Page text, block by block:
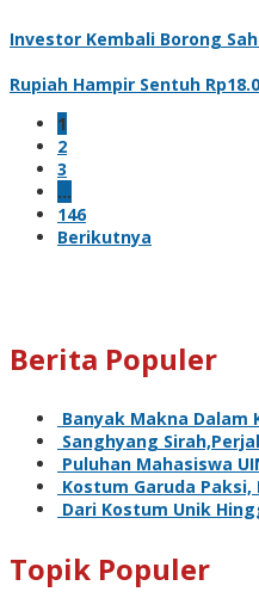
Investor Kembali Borong
Rupiah Hampir Sentuh
1
2
3
…
146
Berikutnya
Berita Populer
Banyak Makna Dalam
Sanghyang
Puluhan Mahasiswa
Kostum Garuda
Dari Kostum Unik
Topik Populer